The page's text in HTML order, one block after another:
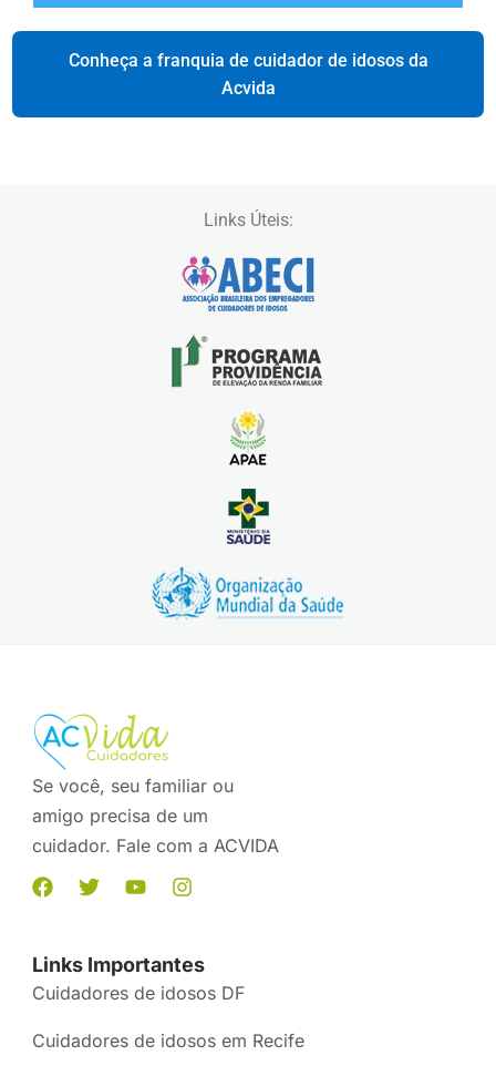
Conheça a franquia de cuidador de idosos da
Acvida
Links Úteis:
Se você, seu familiar ou
amigo precisa de um
cuidador. Fale com a ACVIDA
Links Importantes
Cuidadores de idosos DF
Cuidadores de idosos em Recife